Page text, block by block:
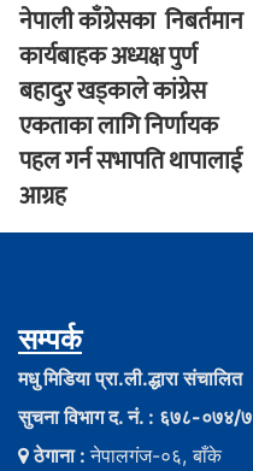
नेपाली काँग्रेसका निबर्तमान
कार्यबाहक अध्यक्ष पुर्ण
बहादुर खड्काले कांग्रेस
एकताका लागि निर्णायक
पहल गर्न सभापति थापालाई
आग्रह
सम्पर्क
मधु मिडिया प्रा.ली.द्धारा संचालित
सुचना विभाग द. नं. : ६७८-०७४/
ठेगाना :नेपालगंज-०६, बाँके